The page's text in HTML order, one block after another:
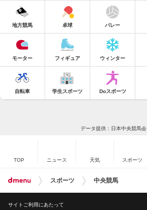
地方競馬 卓球 バレー
モーター フィギュア ウィンター
自転車 学生スポーツ Doスポーツ
データ提供：日本中央競馬会
TOP ニュース 天気 スポーツ
スポーツ 中央競馬
サイトご利用にあたって